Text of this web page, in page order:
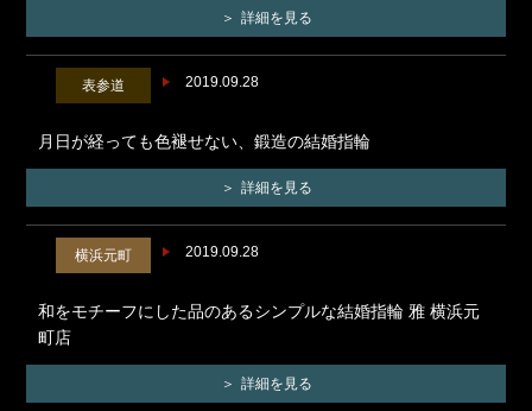
詳細を見る
2019.09.28
表参道
月日が経っても色褪せない、鍛造の結婚指輪
詳細を見る
2019.09.28
横浜元町
和をモチーフにした品のあるシンプルな結婚指輪 雅 横浜元
町店
詳細を見る